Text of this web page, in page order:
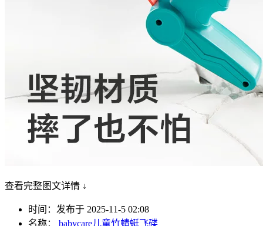
查看完整图文详情 ↓
时间：发布于 2025-11-5 02:08
名称：
babycare儿童竹蜻蜓飞碟